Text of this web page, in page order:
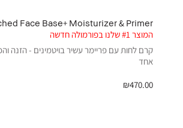
Face Base+ Moisturizer & Primer
המוצר #1 שלנו בפורמולה חדשה
קרם לחות עם פריימר עשיר בויטמינים - הזנה
אחד
₪470.00